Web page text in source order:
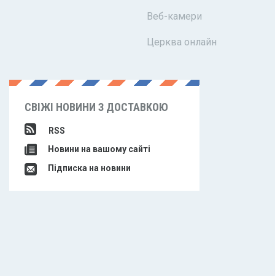
Веб-камери
Церква онлайн
СВІЖІ НОВИНИ З ДОСТАВКОЮ
RSS
Новини на вашому сайті
Підписка на новини